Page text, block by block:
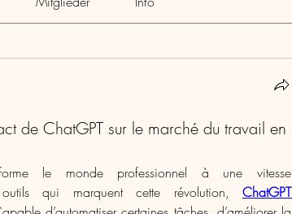
de ChatGPT sur le marché du travail en
le monde professionnel à une vitesse
qui marquent cette révolution, ChatGPT